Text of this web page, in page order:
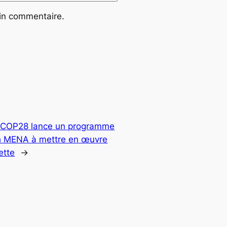
commentaire.
lance un programme
MENA à mettre en œuvre
→